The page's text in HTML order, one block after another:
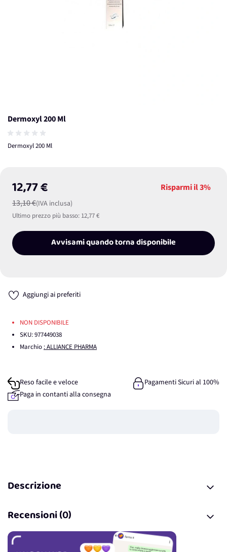
Dermoxyl 200 Ml
Dermoxyl 200 Ml
12,77 €
13,10 €(IVA inclusa)
Risparmi il3%
Ultimo prezzo più basso: 12,77 €
Avvisami quando torna disponibile
Aggiungi ai preferiti
NON DISPONIBILE
SKU:977449038
Marchio : ALLIANCE PHARMA
Reso facile e veloce
Pagamenti Sicuri al 100%
Paga in contanti alla consegna
Descrizione
Recensioni (0)